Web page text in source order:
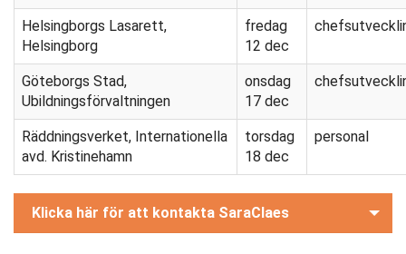
Helsingborgs Lasarett,
Helsingborg
fredag
12 dec
Göteborgs Stad,
Ubildningsförvaltningen
onsdag
17 dec
Räddningsverket, Internationella
avd. Kristinehamn
torsdag
18 dec
personal
Klicka här för att kontakta SaraClaes